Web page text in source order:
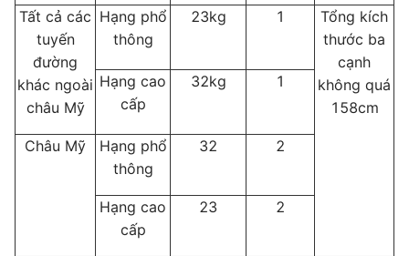
Tất cả các
tuyến
đường
khác ngoài
châu Mỹ
Hạng phổ
thông
23kg 1
Tổng kích
thước ba
cạnh
không quá
158cm
Hạng cao
cấp
32kg 1
Châu Mỹ
Hạng phổ
thông
32 2
Hạng cao
cấp
23 2